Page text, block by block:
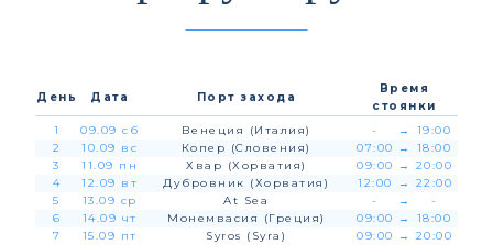
День Дата Порт захода
Время
стоянки
1
09.09 сб Венеция (Италия) - →
19:00
2
10.09 вс Копер (Словения) 07:00 →
18:00
3
11.09 пн Хвар (Хорватия) 09:00 →
20:00
4
12.09 вт Дубровник (Хорватия) 12:00 →
22:00
5
13.09 ср At Sea - →
-
6
14.09 чт Монемвасия (Греция) 09:00 →
18:00
7
15.09 пт Syros (Syra) 09:00 →
20:00